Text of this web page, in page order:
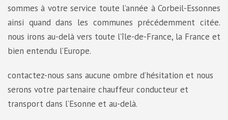
sommes à votre service toute l’année à Corbeil-Essonnes
ainsi quand dans les communes précédemment citée.
nous irons au-delà vers toute l’île-de-France, la France et
bien entendu l’Europe.
contactez-nous sans aucune ombre d’hésitation et nous
serons votre partenaire chauffeur conducteur et
transport dans l’Esonne et au-delà.